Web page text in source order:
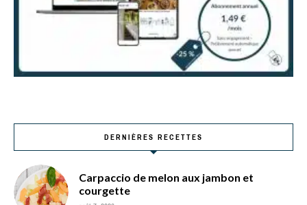
DERNIÈRES RECETTES
Carpaccio de melon aux jambon et
courgette